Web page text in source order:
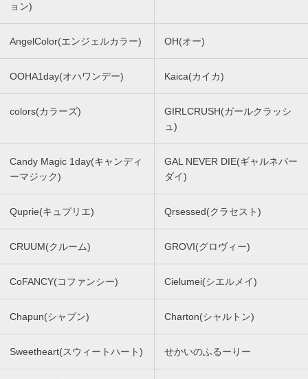
ョン)
AngelColor(エンジェルカラー) OH(オー)
OOHA1day(オハワンデー) Kaica(カイカ)
colors(カラーズ)
GIRLCRUSH(ガールクラッシ
ュ)
Candy Magic 1day(キャンディ
ーマジック)
GAL NEVER DIE(ギャルネバー
ダイ)
Quprie(キュプリエ) Qrsessed(クラセスト)
CRUUM(クルーム) GROVI(グロヴィー)
CoFANCY(コファンシー) Cielumei(シエルメイ)
Chapun(シャプン) Charton(シャルトン)
Sweetheart(スウィートハート) せかいのふるーりー